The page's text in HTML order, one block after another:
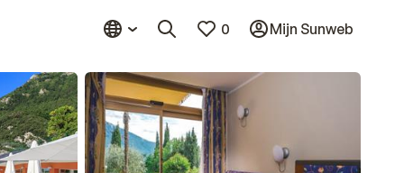
0 Mijn Sunweb